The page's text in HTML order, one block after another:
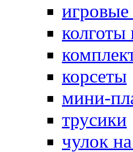
колготы
корсеты
мини-
трусики
чулок